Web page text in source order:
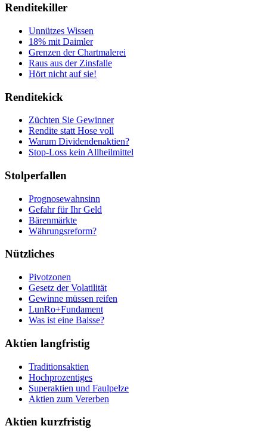
Renditekiller
Unnützes Wissen
18% mit Daimler
Grenzen der Chartmalerei
Raus aus der Zinsfalle
Hört nicht auf sie!
Renditekick
Züchten Sie Gewinner
Rendite statt Hose voll
Warum Dividendenaktien?
Stop-Loss kein Allheilmittel
Stolperfallen
Prognosewahnsinn
Gefahr für Ihr Geld
Bärenmärkte
Währungsreform?
Nützliches
Pivotzonen
Gesetz der Volatilität
Gewinne müssen reifen
LunRo+Fundament
Was ist eine Baisse?
Aktien langfristig
Traditionsaktien
Hochprozentiges
Superaktien und Faulpelze
Aktien zum Vererben
Aktien kurzfristig